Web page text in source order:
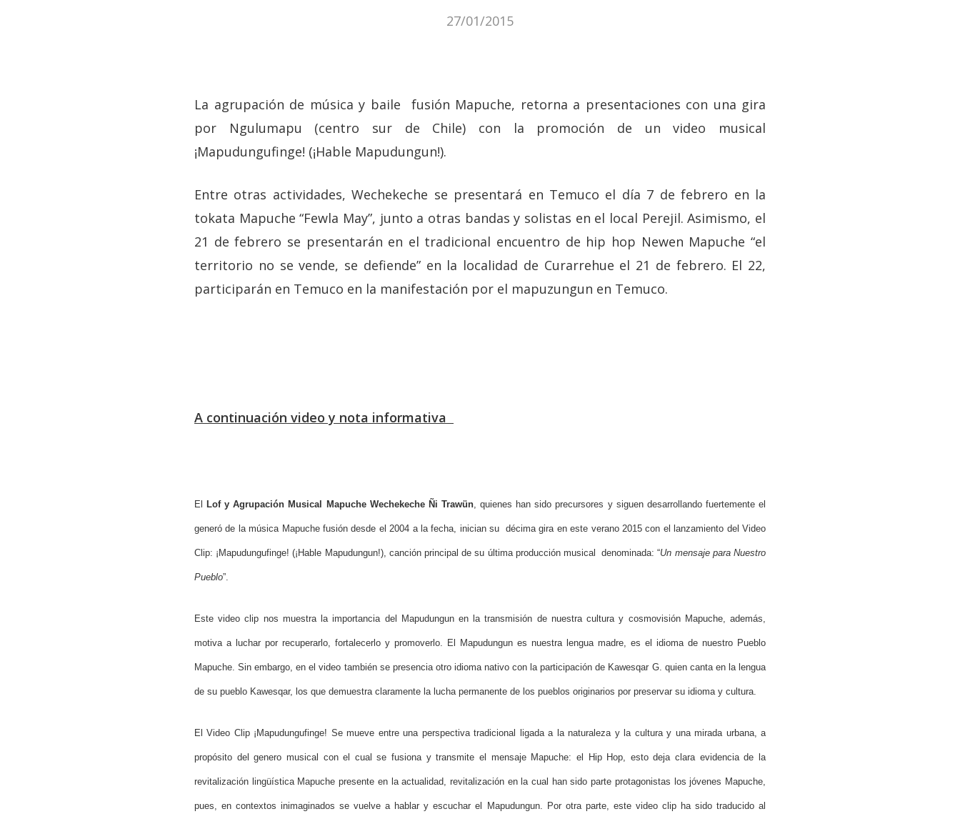
Hit enter to search or ESC to close
27/01/2015
La agrupación de música y baile fusión Mapuche, retorna a presentaciones con una gira
por Ngulumapu (centro sur de Chile) con la promoción de un video musical
¡Mapudungufinge! (¡Hable Mapudungun!).
Entre otras actividades, Wechekeche se presentará en Temuco el día 7 de febrero en la
tokata Mapuche “Fewla May”, junto a otras bandas y solistas en el local Perejil. Asimismo, el
21 de febrero se presentarán en el tradicional encuentro de hip hop Newen Mapuche “el
territorio no se vende, se defiende” en la localidad de Curarrehue el 21 de febrero. El 22,
participarán en Temuco en la manifestación por el mapuzungun en Temuco.
A continuación video y nota informativa
El Lof y Agrupación Musical Mapuche Wechekeche Ñi Trawün, quienes han sido precursores y siguen desarrollando fuertemente el
generó de la música Mapuche fusión desde el 2004 a la fecha, inician su décima gira en este verano 2015 con el lanzamiento del Video
Clip: ¡Mapudungufinge! (¡Hable Mapudungun!), canción principal de su última producción musical denominada: “Un mensaje para Nuestro
Pueblo”.
Este video clip nos muestra la importancia del Mapudungun en la transmisión de nuestra cultura y cosmovisión Mapuche, además,
motiva a luchar por recuperarlo, fortalecerlo y promoverlo. El Mapudungun es nuestra lengua madre, es el idioma de nuestro Pueblo
Mapuche. Sin embargo, en el video también se presencia otro idioma nativo con la participación de Kawesqar G. quien canta en la lengua
de su pueblo Kawesqar, los que demuestra claramente la lucha permanente de los pueblos originarios por preservar su idioma y cultura.
El Video Clip ¡Mapudungufinge! Se mueve entre una perspectiva tradicional ligada a la naturaleza y la cultura y una mirada urbana, a
propósito del genero musical con el cual se fusiona y transmite el mensaje Mapuche: el Hip Hop, esto deja clara evidencia de la
revitalización lingüística Mapuche presente en la actualidad, revitalización en la cual han sido parte protagonistas los jóvenes Mapuche,
pues, en contextos inimaginados se vuelve a hablar y escuchar el Mapudungun. Por otra parte, este video clip ha sido traducido al